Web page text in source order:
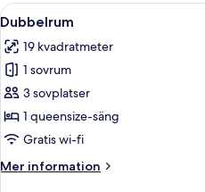
Öppna
alla
foton
för
Dubbelrum
11
Dubbelrum
19 kvadratmeter
1 sovrum
3 sovplatser
1 queensize-säng
Gratis wi-fi
Mer information
Mer